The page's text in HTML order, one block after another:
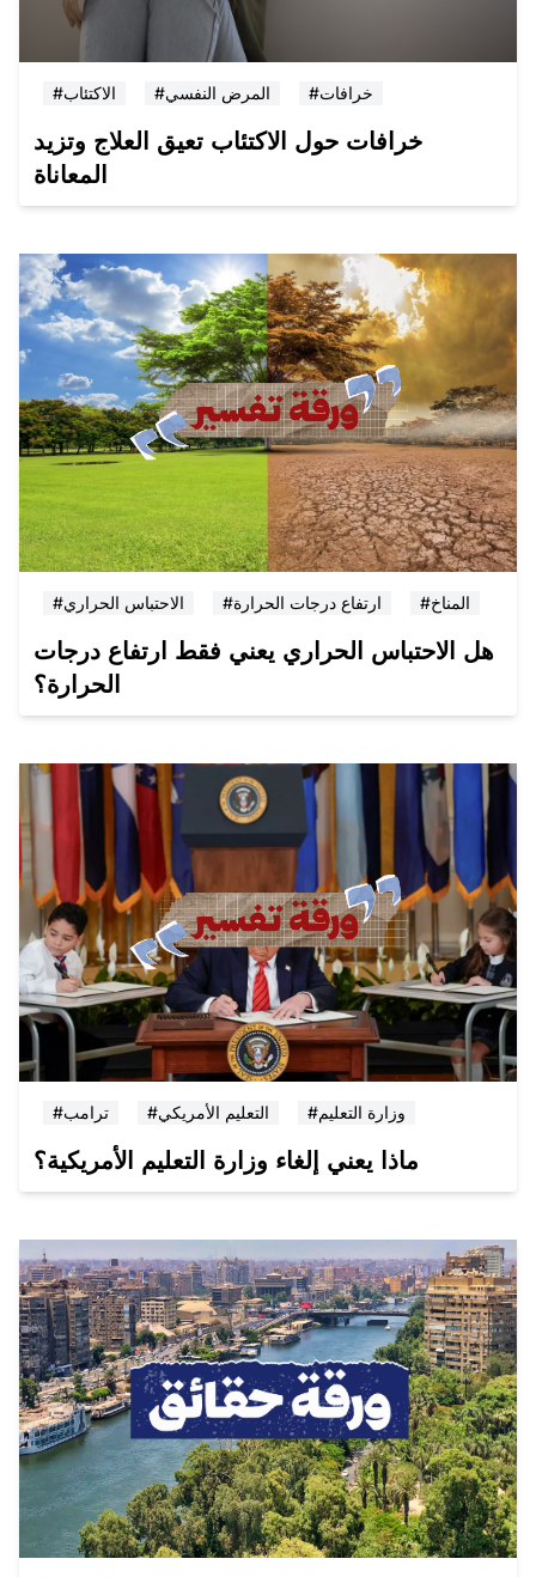
#الاكتئاب #المرض النفسي #خرافات
خرافات حول الاكتئاب تعيق العلاج وتزيد
المعاناة
#الاحتباس الحراري #ارتفاع درجات الحرارة #المناخ
هل الاحتباس الحراري يعني فقط ارتفاع درجات
الحرارة؟
#ترامب #التعليم الأمريكي #وزارة التعليم
ماذا يعني إلغاء وزارة التعليم الأمريكية؟